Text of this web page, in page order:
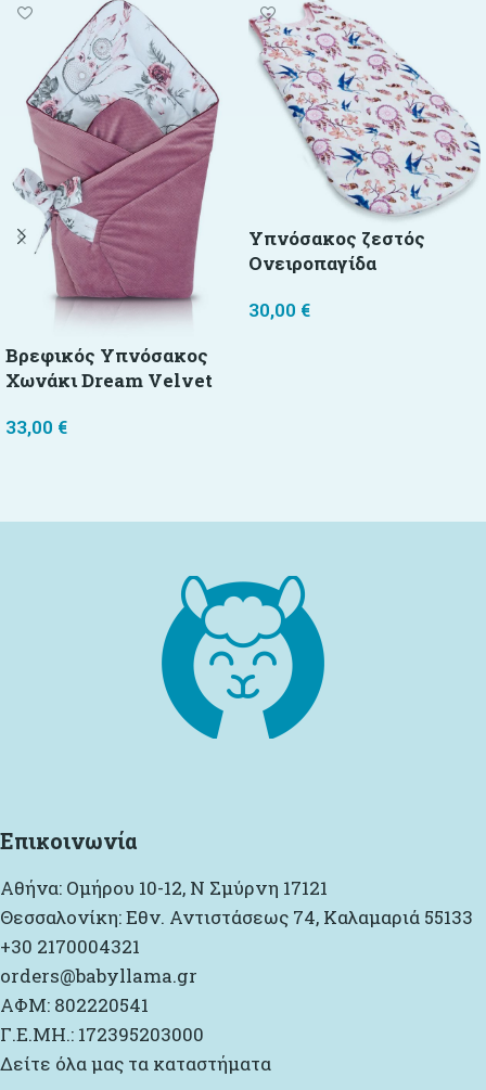
Βρεφικός Υπνόσακος
Χωνάκι Dream Velvet
33,00 €
Υπνόσακος ζεστός
Ονειροπαγίδα
30,00 €
Επικοινωνία
Αθήνα: Ομήρου 10-12, Ν Σμύρνη 17121
Θεσσαλονίκη: Εθν. Αντιστάσεως 74, Καλαμαριά 55133
+30 2170004321
orders@babyllama.gr
ΑΦΜ: 802220541
Γ.Ε.ΜΗ.: 172395203000
Δείτε όλα μας τα καταστήματα